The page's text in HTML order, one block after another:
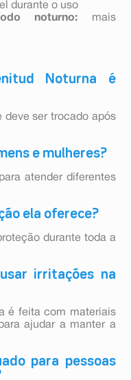
durante o uso
noturno: mais
Noturna é
deve ser trocado após
e mulheres?
atender diferentes
ela oferece?
durante toda a
irritações na
é feita com materiais
ajudar a manter a
para pessoas